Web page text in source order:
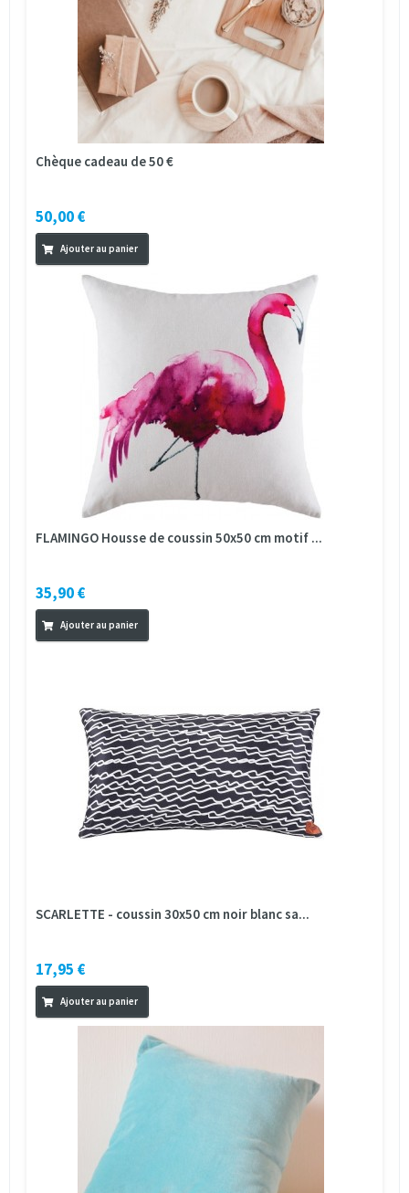
Chèque cadeau de 50 €
50,00 €
Ajouter au panier
FLAMINGO Housse de coussin 50x50 cm motif ...
35,90 €
Ajouter au panier
SCARLETTE - coussin 30x50 cm noir blanc sa...
17,95 €
Ajouter au panier